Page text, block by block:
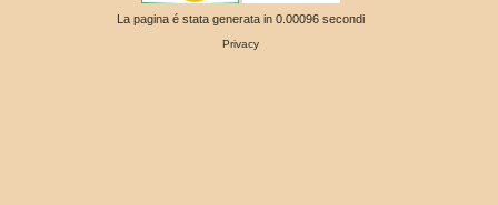
La pagina é stata generata in 0.00096 secondi
Privacy